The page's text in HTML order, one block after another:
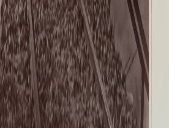
прикладное искусство
течений